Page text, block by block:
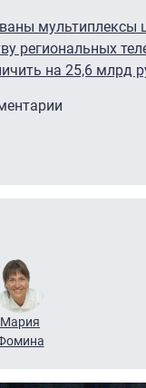
мультиплексы
региональных
на 25,6 млрд
Мария